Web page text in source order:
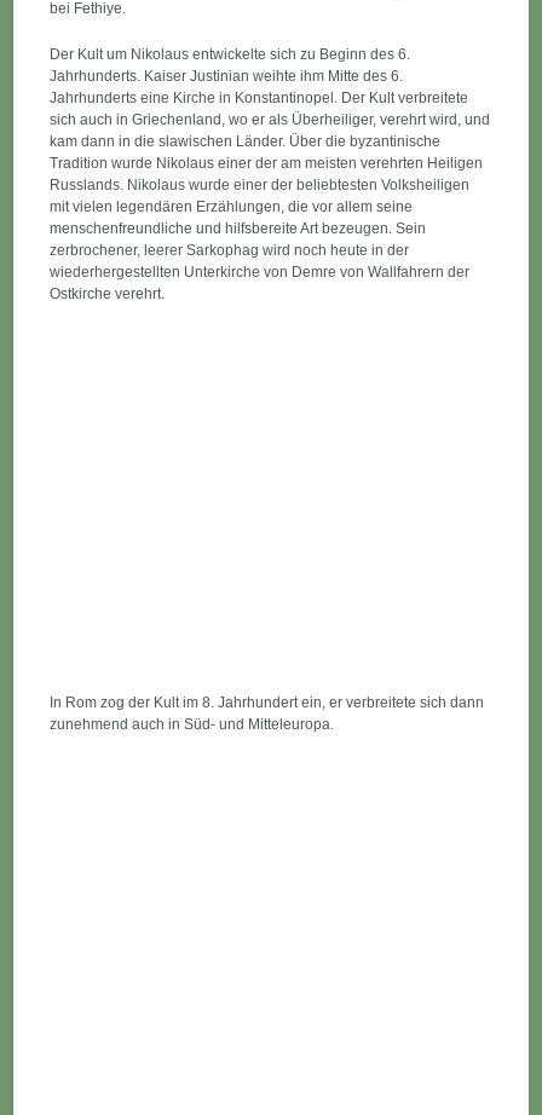
bei Fethiye.
Der Kult um Nikolaus entwickelte sich zu Beginn des 6.
Jahrhunderts. Kaiser Justinian weihte ihm Mitte des 6.
Jahrhunderts eine Kirche in Konstantinopel. Der Kult verbreitete
sich auch in Griechenland, wo er als Überheiliger, verehrt wird, und
kam dann in die slawischen Länder. Über die byzantinische
Tradition wurde Nikolaus einer der am meisten verehrten Heiligen
Russlands. Nikolaus wurde einer der beliebtesten Volksheiligen
mit vielen legendären Erzählungen, die vor allem seine
menschenfreundliche und hilfsbereite Art bezeugen. Sein
zerbrochener, leerer Sarkophag wird noch heute in der
wiederhergestellten Unterkirche von Demre von Wallfahrern der
Ostkirche verehrt.
In Rom zog der Kult im 8. Jahrhundert ein, er verbreitete sich dann
zunehmend auch in Süd- und Mitteleuropa.